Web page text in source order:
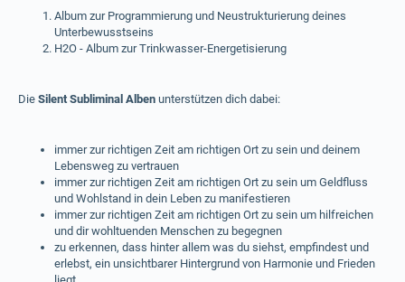
Album zur Programmierung und Neustrukturierung deines
Unterbewusstseins
H2O - Album zur Trinkwasser-Energetisierung
Die Silent Subliminal Alben unterstützen dich dabei:
immer zur richtigen Zeit am richtigen Ort zu sein und deinem
Lebensweg zu vertrauen
immer zur richtigen Zeit am richtigen Ort zu sein um Geldfluss
und Wohlstand in dein Leben zu manifestieren
immer zur richtigen Zeit am richtigen Ort zu sein um hilfreichen
und dir wohltuenden Menschen zu begegnen
zu erkennen, dass hinter allem was du siehst, empfindest und
erlebst, ein unsichtbarer Hintergrund von Harmonie und Frieden